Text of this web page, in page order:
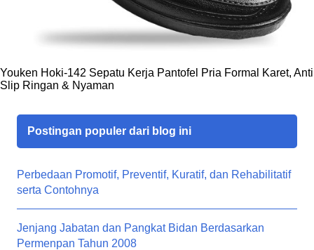
Youken Hoki-142 Sepatu Kerja Pantofel Pria Formal Karet, Anti
Slip Ringan & Nyaman
Postingan populer dari blog ini
Perbedaan Promotif, Preventif, Kuratif, dan Rehabilitatif
serta Contohnya
Jenjang Jabatan dan Pangkat Bidan Berdasarkan
Permenpan Tahun 2008